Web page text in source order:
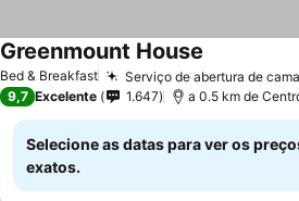
Bed & Breakfast Serviço de abertura de
Greenmount House
9,7 Excelente 1.647 a 0.5 km de
Selecione as datas para ver os
exatos.